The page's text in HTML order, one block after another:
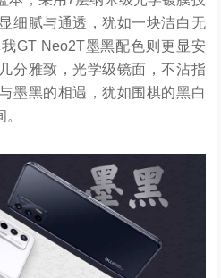
细腻与通透，犹如一块洁白无
GT Neo2T墨黑配色则更显安
分雅致，光学级镜面，不沾指
墨黑的相遇，犹如围棋的黑白